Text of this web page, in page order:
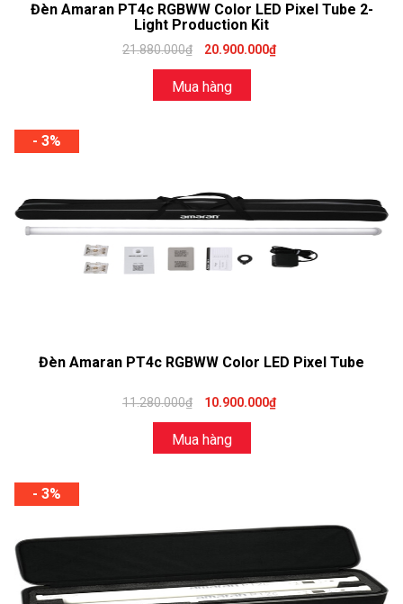
Đèn Amaran PT4c RGBWW Color LED Pixel Tube 2-
Light Production Kit
21.880.000₫ 20.900.000₫
Mua hàng
- 3%
Đèn Amaran PT4c RGBWW Color LED Pixel Tube
11.280.000₫ 10.900.000₫
Mua hàng
- 3%